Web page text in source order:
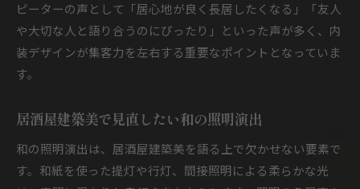
ピーターの声として「居心地が良く長居したくなる」「友人
や大切な人と語り合うのにぴったり」といった声が多く、内
装デザインが集客力を左右する重要なポイントとなっていま
す。
居酒屋建築美で見直したい和の照明演出
和の照明演出は、居酒屋建築美を語る上で欠かせない要素で
す。和紙を使った提灯や行灯、間接照明による柔らかな光